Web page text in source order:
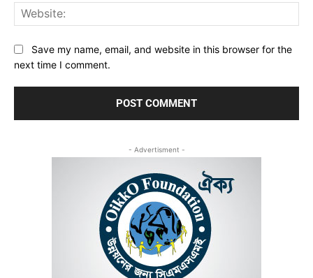
Save my name, email, and website in this browser for the
next time I comment.
- Advertisment -